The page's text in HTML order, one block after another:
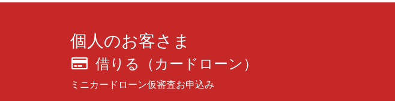
個人のお客さま
借りる（カードローン）
ミニカードローン仮審査お申込み